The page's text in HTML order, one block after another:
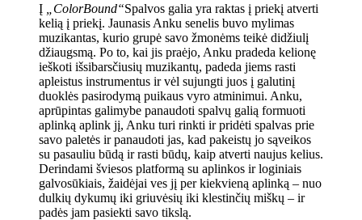
Į
„ColorBound“Spalvos galia yra raktas į priekį atverti
kelią į priekį. Jaunasis Anku senelis buvo mylimas
muzikantas, kurio grupė savo žmonėms teikė didžiulį
džiaugsmą. Po to, kai jis praėjo, Anku pradeda kelionę
ieškoti išsibarsčiusių muzikantų, padeda jiems rasti
apleistus instrumentus ir vėl sujungti juos į galutinį
duoklės pasirodymą puikaus vyro atminimui. Anku,
aprūpintas galimybe panaudoti spalvų galią formuoti
aplinką aplink jį, Anku turi rinkti ir pridėti spalvas prie
savo paletės ir panaudoti jas, kad pakeistų jo sąveikos
su pasauliu būdą ir rasti būdų, kaip atverti naujus kelius.
Derindami šviesos platformą su aplinkos ir loginiais
galvosūkiais, žaidėjai ves jį per kiekvieną aplinką – nuo
dulkių dykumų iki griuvėsių iki klestinčių miškų – ir
padės jam pasiekti savo tikslą.